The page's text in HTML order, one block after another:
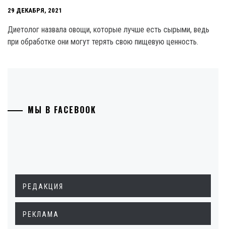
29 ДЕКАБРЯ, 2021
Диетолог назвала овощи, которые лучше есть сырыми, ведь
при обработке они могут терять свою пищевую ценность.
МЫ В FACEBOOK
РЕДАКЦИЯ
РЕКЛАМА